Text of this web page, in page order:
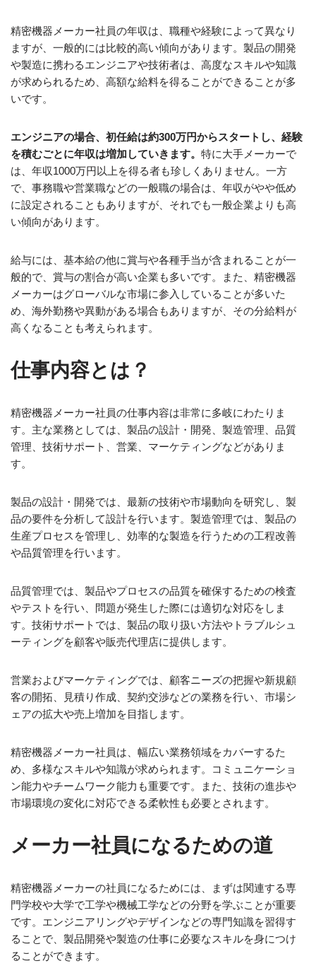
精密機器メーカー社員の年収は、職種や経験によって異なり
ますが、一般的には比較的高い傾向があります。製品の開発
や製造に携わるエンジニアや技術者は、高度なスキルや知識
が求められるため、高額な給料を得ることができることが多
いです。
エンジニアの場合、初任給は約300万円からスタートし、経験
を積むごとに年収は増加していきます。 特に大手メーカーで
は、年収1000万円以上を得る者も珍しくありません。一方
で、事務職や営業職などの一般職の場合は、年収がやや低め
に設定されることもありますが、それでも一般企業よりも高
い傾向があります。
給与には、基本給の他に賞与や各種手当が含まれることが一
般的で、賞与の割合が高い企業も多いです。また、精密機器
メーカーはグローバルな市場に参入していることが多いた
め、海外勤務や異動がある場合もありますが、その分給料が
高くなることも考えられます。
仕事内容とは？
精密機器メーカー社員の仕事内容は非常に多岐にわたりま
す。主な業務としては、製品の設計・開発、製造管理、品質
管理、技術サポート、営業、マーケティングなどがありま
す。
製品の設計・開発では、最新の技術や市場動向を研究し、製
品の要件を分析して設計を行います。製造管理では、製品の
生産プロセスを管理し、効率的な製造を行うための工程改善
や品質管理を行います。
品質管理では、製品やプロセスの品質を確保するための検査
やテストを行い、問題が発生した際には適切な対応をしま
す。技術サポートでは、製品の取り扱い方法やトラブルシュ
ーティングを顧客や販売代理店に提供します。
営業およびマーケティングでは、顧客ニーズの把握や新規顧
客の開拓、見積り作成、契約交渉などの業務を行い、市場シ
ェアの拡大や売上増加を目指します。
精密機器メーカー社員は、幅広い業務領域をカバーするた
め、多様なスキルや知識が求められます。コミュニケーショ
ン能力やチームワーク能力も重要です。また、技術の進歩や
市場環境の変化に対応できる柔軟性も必要とされます。
メーカー社員になるための道
精密機器メーカーの社員になるためには、まずは関連する専
門学校や大学で工学や機械工学などの分野を学ぶことが重要
です。エンジニアリングやデザインなどの専門知識を習得す
ることで、製品開発や製造の仕事に必要なスキルを身につけ
ることができます。